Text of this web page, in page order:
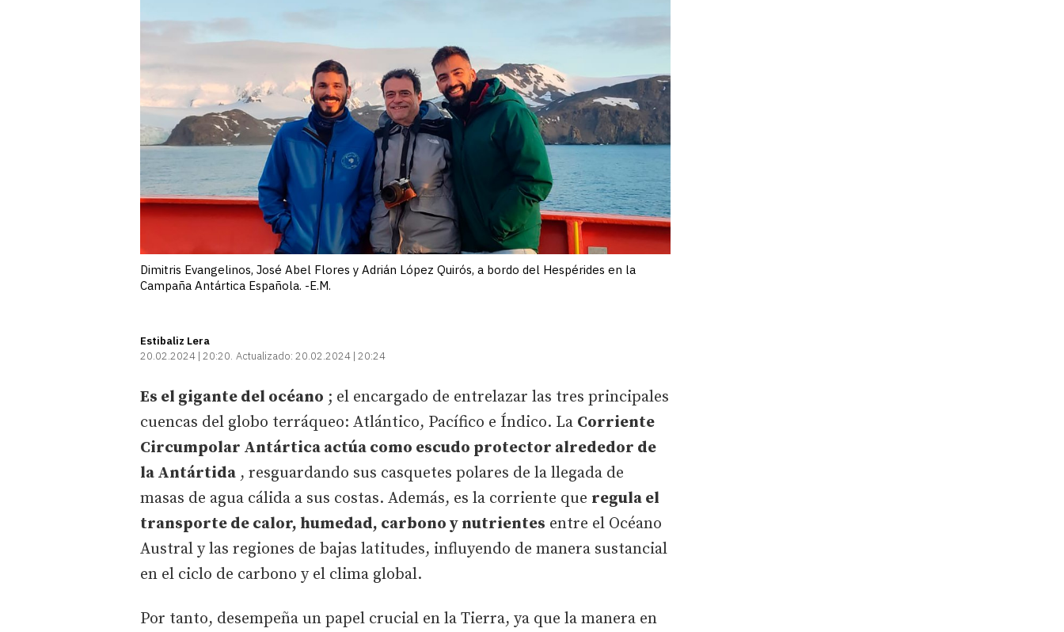
Dimitris Evangelinos, José Abel Flores y Adrián López Quirós, a bordo del Hespérides en la
Campaña Antártica Española. -E.M.
Estibaliz Lera
20.02.2024 | 20:20 Actualizado: 20.02.2024 | 20:24
Es el gigante del océano ; el encargado de entrelazar las tres principales
cuencas del globo terráqueo: Atlántico, Pacífico e Índico. La Corriente
Circumpolar Antártica actúa como escudo protector alrededor de
la Antártida , resguardando sus casquetes polares de la llegada de
masas de agua cálida a sus costas. Además, es la corriente que regula el
transporte de calor, humedad, carbono y nutrientes entre el Océano
Austral y las regiones de bajas latitudes, influyendo de manera sustancial
en el ciclo de carbono y el clima global.
Por tanto, desempeña un papel crucial en la Tierra, ya que la manera en